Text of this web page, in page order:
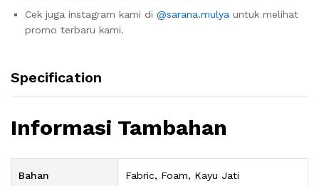
Cek juga instagram kami di @sarana.mulya untuk melihat
promo terbaru kami.
Specification
Informasi Tambahan
Bahan Fabric, Foam, Kayu Jati